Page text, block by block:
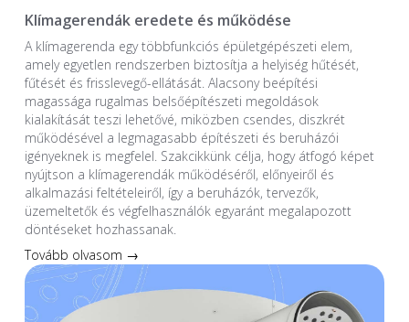
Klímagerendák eredete és működése
A klímagerenda egy többfunkciós épületgépészeti elem,
amely egyetlen rendszerben biztosítja a helyiség hűtését,
fűtését és frisslevegő-ellátását. Alacsony beépítési
magassága rugalmas belsőépítészeti megoldások
kialakítását teszi lehetővé, miközben csendes, diszkrét
működésével a legmagasabb építészeti és beruházói
igényeknek is megfelel. Szakcikkünk célja, hogy átfogó képet
nyújtson a klímagerendák működéséről, előnyeiről és
alkalmazási feltételeiről, így a beruházók, tervezők,
üzemeltetők és végfelhasználók egyaránt megalapozott
döntéseket hozhassanak.
Tovább olvasom →